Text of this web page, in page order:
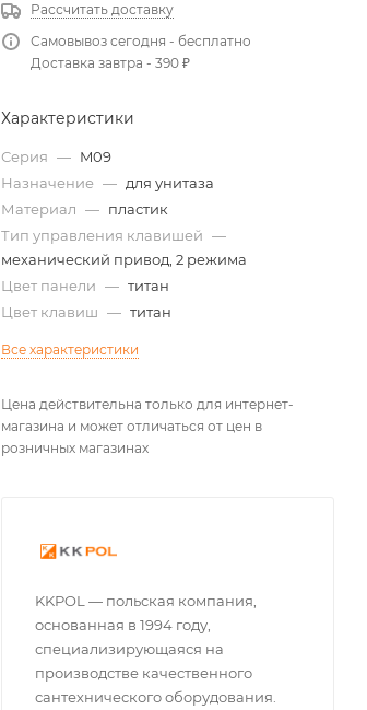
Рассчитать доставку
Самовывоз сегодня - бесплатно
Доставка завтра - 390 ₽
Характеристики
Серия — M09
Назначение — для унитаза
Материал — пластик
Тип управления клавишей —
механический привод, 2 режима
Цвет панели — титан
Цвет клавиш — титан
Все характеристики
Цена действительна только для интернет-
магазина и может отличаться от цен в
розничных магазинах
KKPOL — польская компания,
основанная в 1994 году,
специализирующаяся на
производстве качественного
сантехнического оборудования.